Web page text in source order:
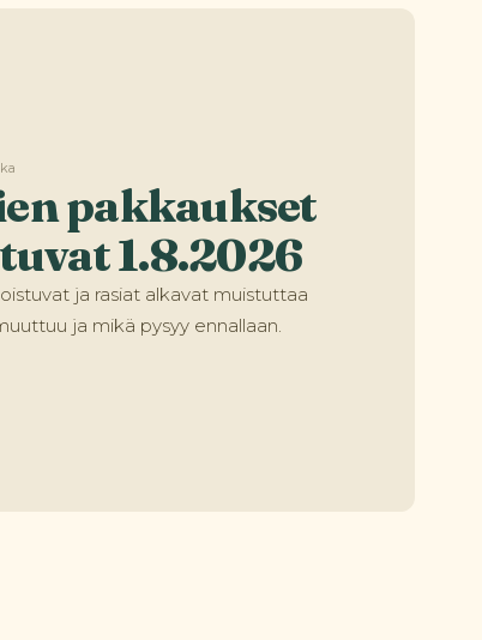
pakkaukset
1.8.2026
ja rasiat alkavat muistuttaa
ja mikä pysyy ennallaan.